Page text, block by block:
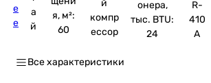
e
e
а
й
я, м²:
60
й
компр
ессор
онера,
тыс. BTU:
24
R-
410
A
Все характеристики